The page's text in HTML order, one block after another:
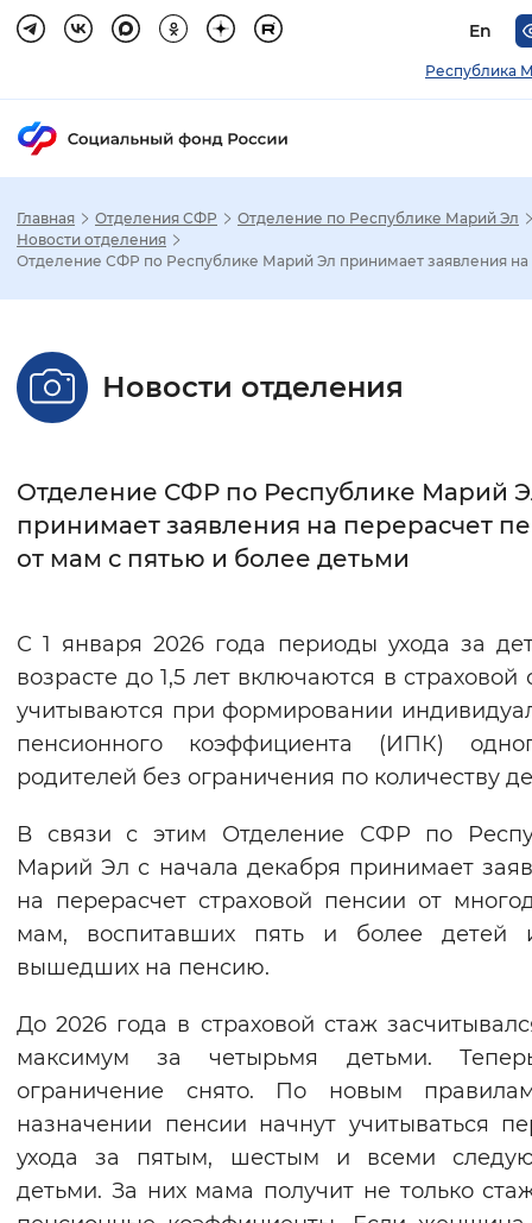
En
Республика
Настройка режима отображения
Стандартный Увеличенный
Интервал между буквами
Цвет сайта
Инверсивный
Синий фон
Изображения
Включены Выключены
Вернуть стандартные настройки
Главная Отделения СФР
Отделение по Республике Марий Эл
Новости отделения
Отделение СФР по Республике Марий Эл принимает заявления на
Новости отделения
Отделение СФР по Республике Марий
принимает заявления на перерасчет
от мам с пятью и более детьми
С 1 января 2026 года периоды ухода за
возрасте до 1,5 лет включаются в страховой
учитываются при формировании
пенсионного коэффициента (ИПК)
родителей без ограничения по количеству
В связи с этим Отделение СФР по
Марий Эл с начала декабря принимает
на перерасчет страховой пенсии от
мам, воспитавших пять и более детей
вышедших на пенсию.
До 2026 года в страховой стаж
максимум за четырьмя детьми.
ограничение снято. По новым
назначении пенсии начнут учитываться
ухода за пятым, шестым и всеми
детьми. За них мама получит не только